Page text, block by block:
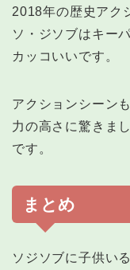
2018年の歴史アク
ソ・ジソブはキー
カッコいいです。
アクションシーン
力の高さに驚きま
です。
まとめ
ソジソブに子供い